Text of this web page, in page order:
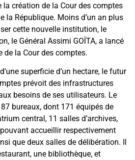
création de la Cour des comptes
la République. Moins d’un an plus
cette nouvelle institution, le
le Général Assimi GOÏTA, a lancé
de la Cour des comptes.
superficie d’un hectare, le futur
prévoit des infrastructures
besoins de ses utilisateurs. Le
bureaux, dont 171 équipés de
central, 11 salles d’archives,
accueillir respectivement
que deux salles de délibération. Il
une bibliothèque, et